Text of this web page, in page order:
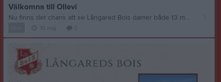
Välkomna till Ollevi
Nu finns det chans att se Långared Bois damer både 13 maj 19:00 samt söndag 17 maj 16:00. Hoppas ni kan komma och heja fram våra damer till nya poäng. Och tack för fantastisk uppslutning under våra två första matcher på Ollevi.